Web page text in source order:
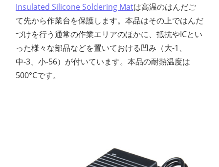
Insulated Silicone Soldering Matは高温のはんだご
て先から作業台を保護します。本品はその上ではんだ
づけを行う通常の作業エリアのほかに、抵抗やICとい
った様々な部品などを置いておける凹み（大-1、
中-3、小-56）が付いています。本品の耐熱温度は
500°Cです。